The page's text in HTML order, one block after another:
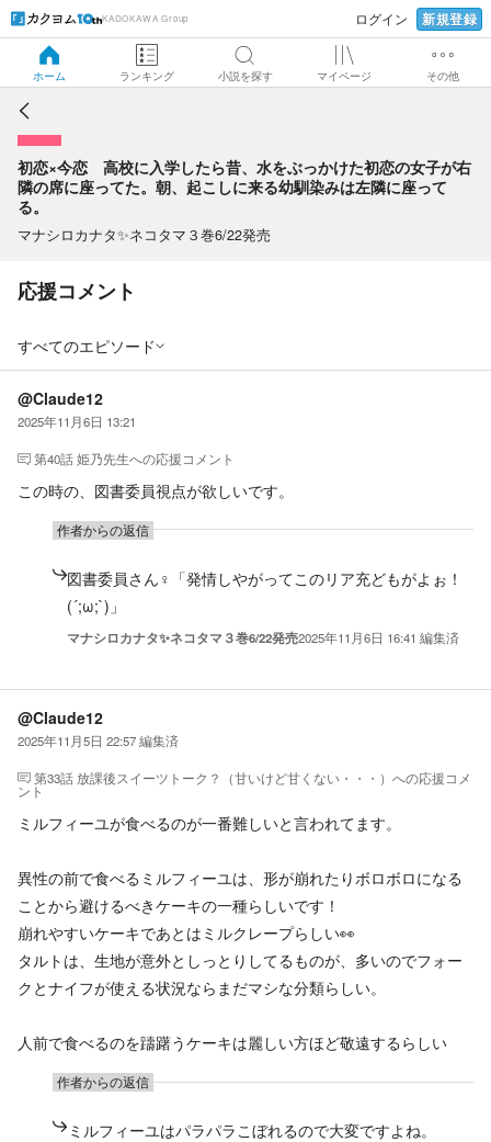
KADOKAWA Group ログイン 新規登録
ホーム ランキング 小説を探す マイページ その他
初恋×今恋 高校に入学したら昔、水をぶっかけた初恋の女子
が右隣の席に座ってた。朝、起こしに来る幼馴染みは左隣に
座ってる。
初恋×今恋 高校に入学したら昔、水をぶっかけた初恋の女子が右
隣の席に座ってた。朝、起こしに来る幼馴染みは左隣に座って
る。
マナシロカナタ✨ネコタマ３巻6/22発売
応援コメント
すべてのエピソード
@Claude12
2025年11月6日 13:21
第40話 姫乃先生への応援コメント
この時の、図書委員視点が欲しいです。
作者からの返信
図書委員さん♀️「発情しやがってこのリア充どもがよぉ！
(´;ω;`)」
マナシロカナタ✨ネコタマ３巻6/22発売2025年11月6日 16:41 編集済
@Claude12
2025年11月5日 22:57編集済
第33話 放課後スイーツトーク？（甘いけど甘くない・・・） への応援コメ
ント
ミルフィーユが食べるのが一番難しいと言われてます。
異性の前で食べるミルフィーユは、形が崩れたりボロボロになる
ことから避けるべきケーキの一種らしいです！
崩れやすいケーキであとはミルクレープらしい👀
タルトは、生地が意外としっとりしてるものが、多いのでフォー
クとナイフが使える状況ならまだマシな分類らしい。
人前で食べるのを躊躇うケーキは麗しい方ほど敬遠するらしい
作者からの返信
ミルフィーユはパラパラこぼれるので大変ですよね。